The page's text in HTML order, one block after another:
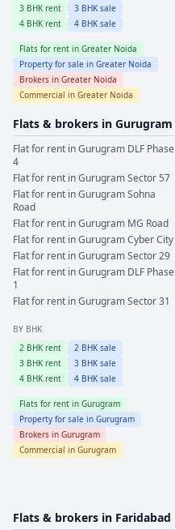
3 BHK rent 3 BHK sale
4 BHK rent 4 BHK sale
Flats for rent in Greater Noida
Property for sale in Greater Noida
Brokers in Greater Noida
Commercial in Greater Noida
Flats & brokers in Gurugram
Flat for rent inGurugram DLF Phase
4
Flat for rent inGurugramSector 57
Flat for rent inGurugramSohna
Road
Flat for rent inGurugram MG Road
Flat for rent inGurugramCyber City
Flat for rent inGurugramSector 29
Flat for rent inGurugram DLF Phase
1
Flat for rent inGurugramSector 31
BY BHK
2 BHK rent 2 BHK sale
3 BHK rent 3 BHK sale
4 BHK rent 4 BHK sale
Flats for rent in Gurugram
Property for sale in Gurugram
Brokers in Gurugram
Commercial in Gurugram
Flats & brokers in Faridabad